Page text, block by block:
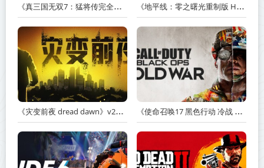
《真三国无双7：猛将传完全版 DYNASTY WARRIORS 7: Xtreme Legends Complete Edition》Build.3602035-免安装中文版【PC/手机双端】丨中文版 《地平线：零之曙光重制版 Horizon Zero Dawn Remastered》v1.5.89.0-送修改器丨中文版网盘下载
《灾变前夜 dread dawn》v20260530-免安装中文版丨中文版网盘下载 《使命召唤17 黑色行动 冷战 Call of Duty: Black Ops Cold War》v1.34.1.15931218-全DLC+送修改器丨中文版网盘下载